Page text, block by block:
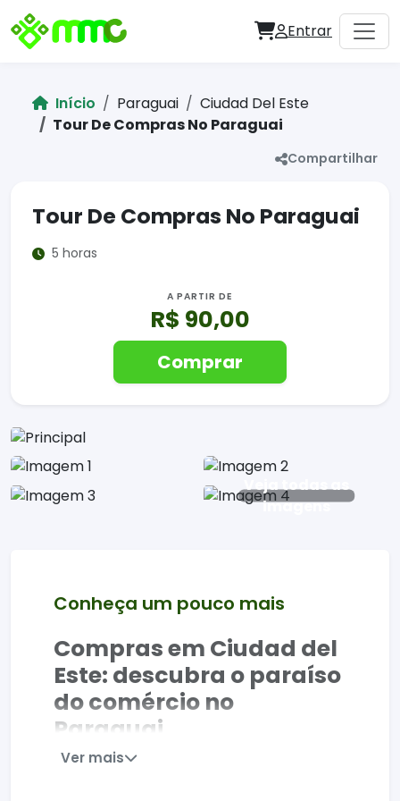
Entrar
Início Paraguai
Ciudad Del Este
Tour De Compras No Paraguai
Compartilhar
Tour De Compras No Paraguai
5 horas
A PARTIR DE
R$ 90,00
Comprar
Veja todas as
imagens
Conheça um pouco mais
Compras em Ciudad del
Este: descubra o paraíso
do comércio no
Paraguai
Ciudad del Este
Ver mais